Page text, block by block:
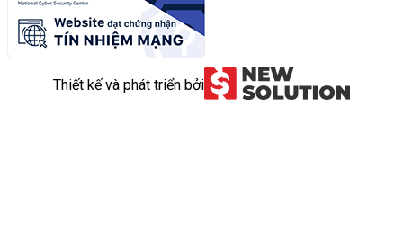
Thiết kế và phát triển bởi